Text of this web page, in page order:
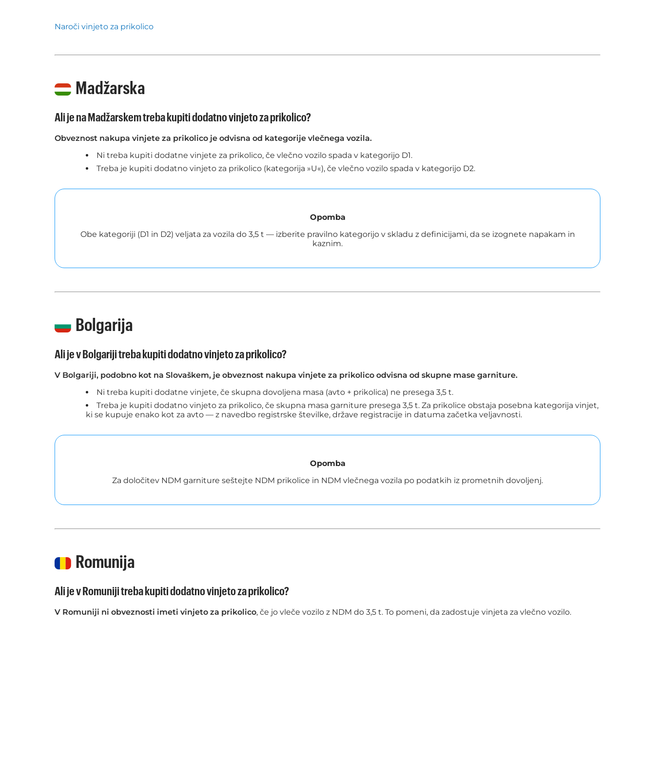
Naroči vinjeto za prikolico
Madžarska
Ali je na Madžarskem treba kupiti dodatno vinjeto za prikolico?
Obveznost nakupa vinjete za prikolico je odvisna od kategorije vlečnega vozila.
Ni treba kupiti dodatne vinjete za prikolico, če vlečno vozilo spada v kategorijo D1.
Treba je kupiti dodatno vinjeto za prikolico (kategorija »U«), če vlečno vozilo spada v kategorijo D2.
Opomba
Obe kategoriji (D1 in D2) veljata za vozila do 3,5 t — izberite pravilno kategorijo v skladu z definicijami, da se izognete napakam in
kaznim.
Bolgarija
Ali je v Bolgariji treba kupiti dodatno vinjeto za prikolico?
V Bolgariji, podobno kot na Slovaškem, je obveznost nakupa vinjete za prikolico odvisna od skupne mase garniture.
Ni treba kupiti dodatne vinjete, če skupna dovoljena masa (avto + prikolica) ne presega 3,5 t.
Treba je kupiti dodatno vinjeto za prikolico, če skupna masa garniture presega 3,5 t. Za prikolice obstaja posebna kategorija vinjet,
ki se kupuje enako kot za avto — z navedbo registrske številke, države registracije in datuma začetka veljavnosti.
Opomba
Za določitev NDM garniture seštejte NDM prikolice in NDM vlečnega vozila po podatkih iz prometnih dovoljenj.
Romunija
Ali je v Romuniji treba kupiti dodatno vinjeto za prikolico?
V Romuniji ni obveznosti imeti vinjeto za prikolico, če jo vleče vozilo z NDM do 3,5 t. To pomeni, da zadostuje vinjeta za vlečno vozilo.